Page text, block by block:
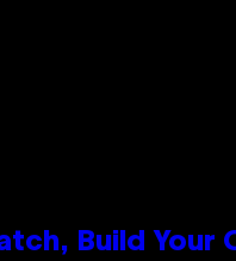
Build Your